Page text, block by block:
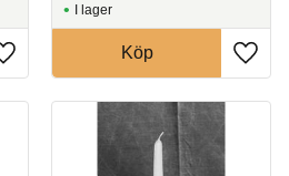
Lägg till i favoriter Lägg
I lager
Köp